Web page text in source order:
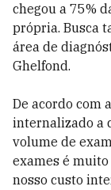
chegou a 75%
própria. Busca
área de
Ghelfond.
De acordo com
internalizado a
volume de
exames é
nosso custo